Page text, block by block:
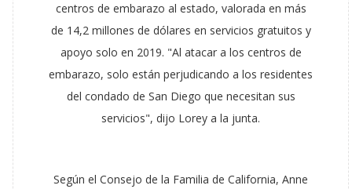
centros de embarazo al estado, valorada en más
de 14,2 millones de dólares en servicios gratuitos y
apoyo solo en 2019. "Al atacar a los centros de
embarazo, solo están perjudicando a los residentes
del condado de San Diego que necesitan sus
servicios", dijo Lorey a la junta.
Según el Consejo de la Familia de California, Anne